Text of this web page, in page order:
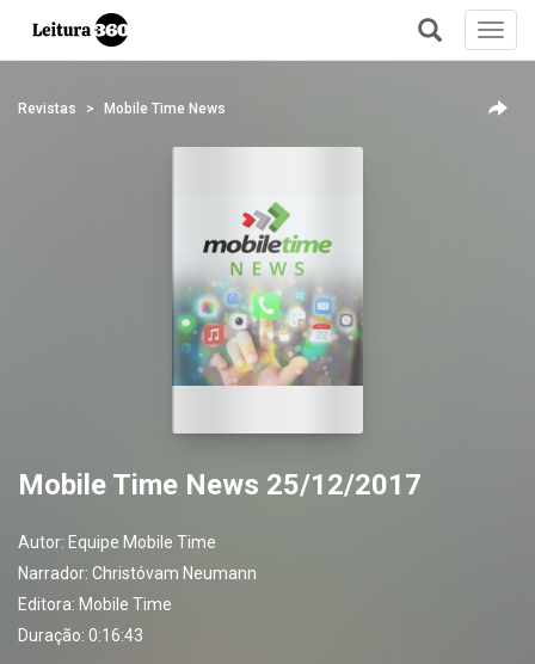
+
Revistas Mobile Time News
Mobile Time News 25/12/2017
Autor: Equipe Mobile Time
Narrador: Christóvam Neumann
Editora: Mobile Time
Duração: 0:16:43